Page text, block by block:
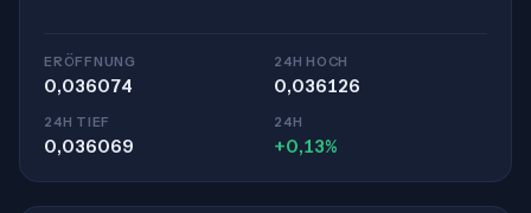
ERÖFFNUNG
0,036074
24H HOCH
0,036126
24H TIEF
0,036069
24H
+0,13%